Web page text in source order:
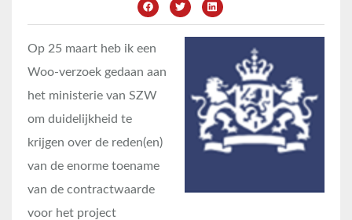
Op 25 maart heb ik een
Woo-verzoek gedaan aan
het ministerie van SZW
om duidelijkheid te
krijgen over de reden(en)
van de enorme toename
van de contractwaarde
voor het project